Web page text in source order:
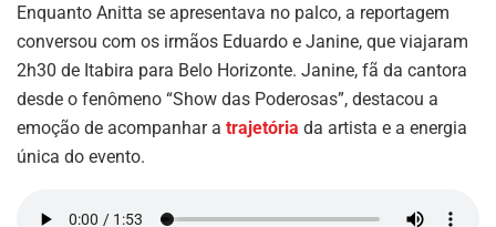
Enquanto Anitta se apresentava no palco, a reportagem
conversou com os irmãos Eduardo e Janine, que viajaram
2h30 de Itabira para Belo Horizonte. Janine, fã da cantora
desde o fenômeno “Show das Poderosas”, destacou a
emoção de acompanhar a trajetória da artista e a energia
única do evento.